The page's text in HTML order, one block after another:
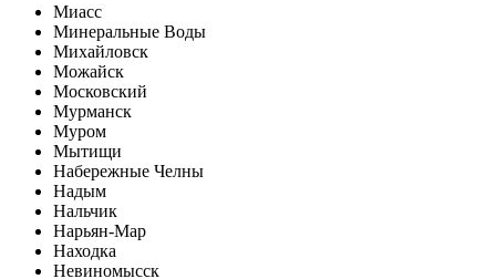
Миасс
Минеральные Воды
Михайловск
Можайск
Московский
Мурманск
Муром
Мытищи
Набережные Челны
Надым
Нальчик
Нарьян-Мар
Находка
Невиномысск